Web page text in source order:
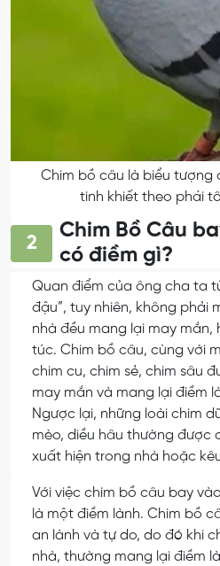
Chim bồ câu là biểu tượng
tinh khiết theo phái
2
Chim Bồ Câu
có điềm gì?
Quan điểm của ông cha ta
đậu”, tuy nhiên, không phải
nhà đều mang lại may mắn,
túc. Chim bồ câu, cùng với
chim cu, chim sẻ, chim sâu
may mắn và mang lại điềm
Ngược lại, những loài chim
mèo, diều hâu thường được
xuất hiện trong nhà hoặc
Với việc chim bồ câu bay
là một điềm lành. Chim bồ
an lành và tự do, do đó khi
nhà, thường mang lại điềm